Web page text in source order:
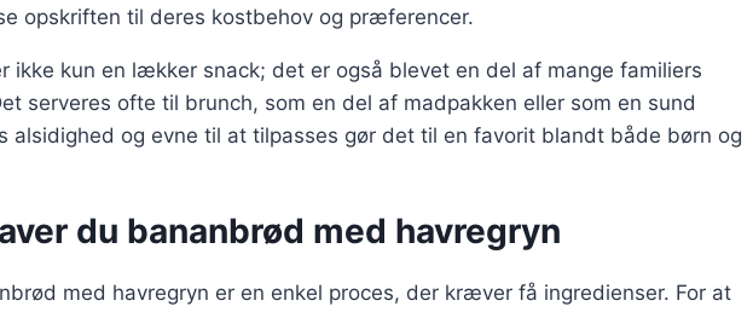
opskriften til deres kostbehov og præferencer.
ikke kun en lækker snack; det er også blevet en del af mange familiers
serveres ofte til brunch, som en del af madpakken eller som en sund
alsidighed og evne til at tilpasses gør det til en favorit blandt både børn og
du bananbrød med havregryn
med havregryn er en enkel proces, der kræver få ingredienser. For at